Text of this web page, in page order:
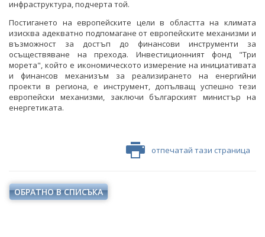
инфраструктура, подчерта той.
Постигането на европейските цели в областта на климата
изисква адекватно подпомагане от европейските механизми и
възможност за достъп до финансови инструменти за
осъществяване на прехода. Инвестиционният фонд "Три
морета", който е икономическото измерение на инициативата
и финансов механизъм за реализирането на енергийни
проекти в региона, е инструмент, допълващ успешно тези
европейски механизми, заключи българският министър на
енергетиката.
отпечатай тази страница
ОБРАТНО В СПИСЪКА